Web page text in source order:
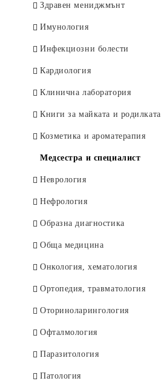
Здравен мениджмънт
Имунология
Инфекциозни болести
Кардиология
Клинична лаборатория
Книги за майката и родилката
Козметика и ароматерапия
Медсестра и специалист
Неврология
Нефрология
Образна диагностика
Обща медицина
Онкология, хематология
Ортопедия, травматология
Оториноларингология
Офталмология
Паразитология
Патология